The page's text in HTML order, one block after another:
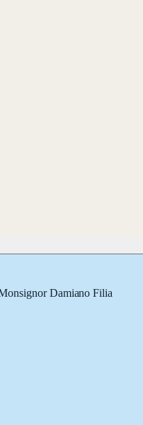
Damiano Filia